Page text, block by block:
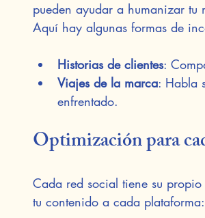
pueden ayudar a humanizar tu
Aquí hay algunas formas de
Historias de clientes:
Viajes de la marca: Habla
enfrentado.
Optimización para
Cada red social tiene su
tu contenido a cada plataforma: